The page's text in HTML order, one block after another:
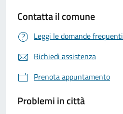
Contatta il comune
Leggi le domande frequenti
Richiedi assistenza
Prenota appuntamento
Problemi in città